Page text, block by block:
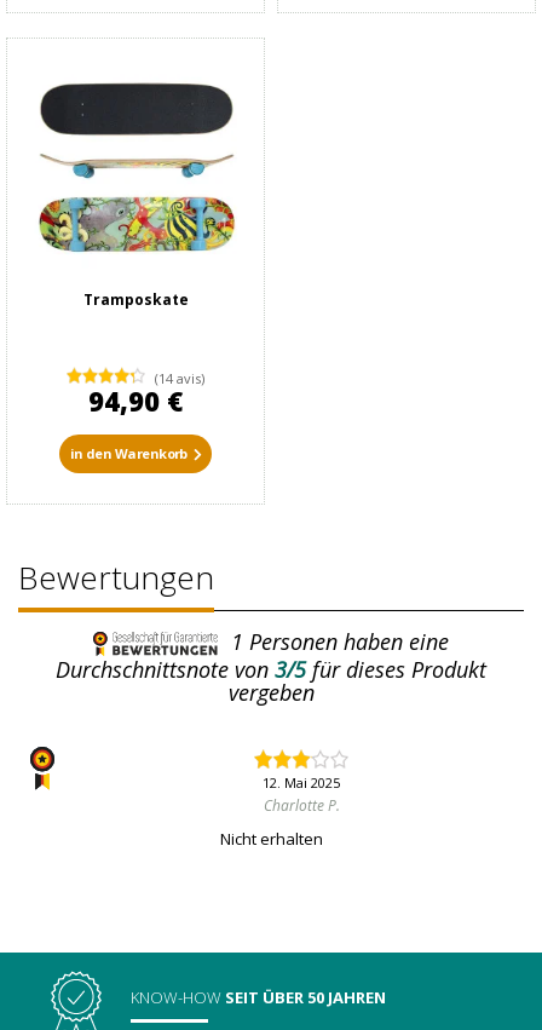
Tramposkate
(14 avis)
94,90 €
in den Warenkorb
Bewertungen
1 Personen haben eine
Durchschnittsnote von 3/5für dieses Produkt
vergeben
12. Mai 2025
Charlotte P.
Nicht erhalten
KNOW-HOW SEIT ÜBER 50 JAHREN